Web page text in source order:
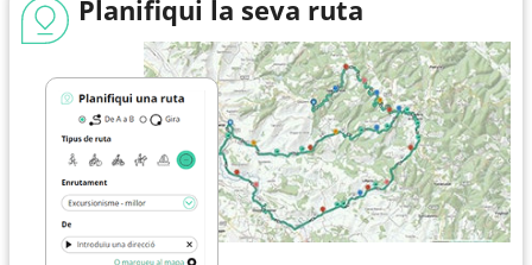
Planifiqui la seva ruta